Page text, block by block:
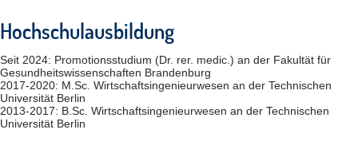
Hochschulausbildung
Seit 2024: Promotionsstudium (Dr. rer. medic.) an der Fakultät für
Gesundheitswissenschaften Brandenburg
2017-2020: M.Sc. Wirtschaftsingenieurwesen an der Technischen
Universität Berlin
2013-2017: B.Sc. Wirtschaftsingenieurwesen an der Technischen
Universität Berlin